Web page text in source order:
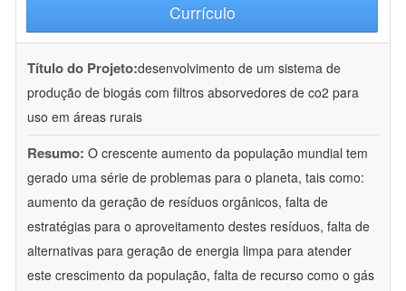
Currículo
Título do Projeto:desenvolvimento de um sistema de
produção de biogás com filtros absorvedores de co2 para
uso em áreas rurais
Resumo: O crescente aumento da população mundial tem
gerado uma série de problemas para o planeta, tais como:
aumento da geração de resíduos orgânicos, falta de
estratégias para o aproveitamento destes resíduos, falta de
alternativas para geração de energia limpa para atender
este crescimento da população, falta de recurso como o gás